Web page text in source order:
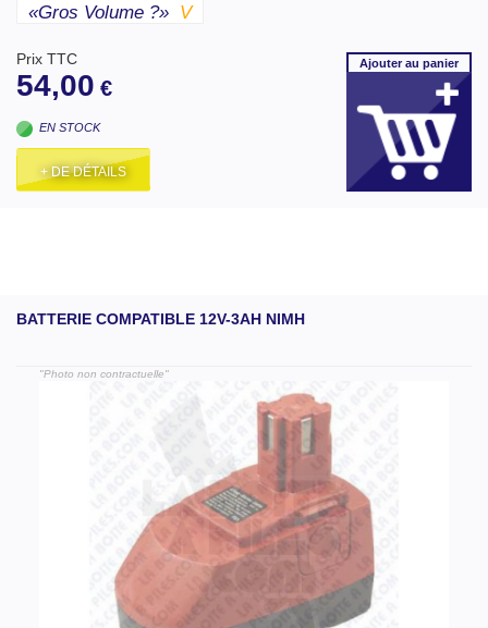
«gros Volume ?» V
Prix TTC
54,00 €
EN STOCK
+ DE DÉTAILS
Ajouterau panier
BATTERIE COMPATIBLE 12V-3AH NIMH
"Photo non contractuelle"